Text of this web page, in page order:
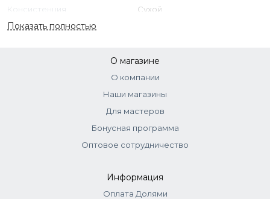
Сухой
Показать полностью
О магазине
О компании
Наши магазины
Для мастеров
Бонусная программа
Оптовое сотрудничество
Информация
Оплата Долями